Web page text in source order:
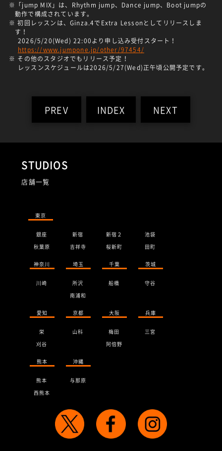
※「jump MIX」は、Rhythm jump、Dance jump、Boot jumpの
動作で構成されています。
※ 初回レッスンは、Ginza.4でExtra Lessonとしてリリースしま
す！
2026/5/20(Wed) 22:00より申し込み受付スタート！
https://www.jumpone.jp/other/97454/
※ その他のスタジオでもリリース予定！
レッスンスケジュールは2026/5/27(Wed)正午頃公開予定です。
PREV INDEX NEXT
STUDIOS
店舗一覧
東京
銀座 新宿 新宿２
池袋
秋葉原
吉祥寺 桜新町 田町
神奈川 埼玉 千葉 茨城
川崎 所沢 船橋
守谷
南浦和
愛知 京都 大阪 兵庫
栄 山科 梅田
三宮
刈谷
阿倍野
熊本 沖縄
熊本
与那原
西熊本